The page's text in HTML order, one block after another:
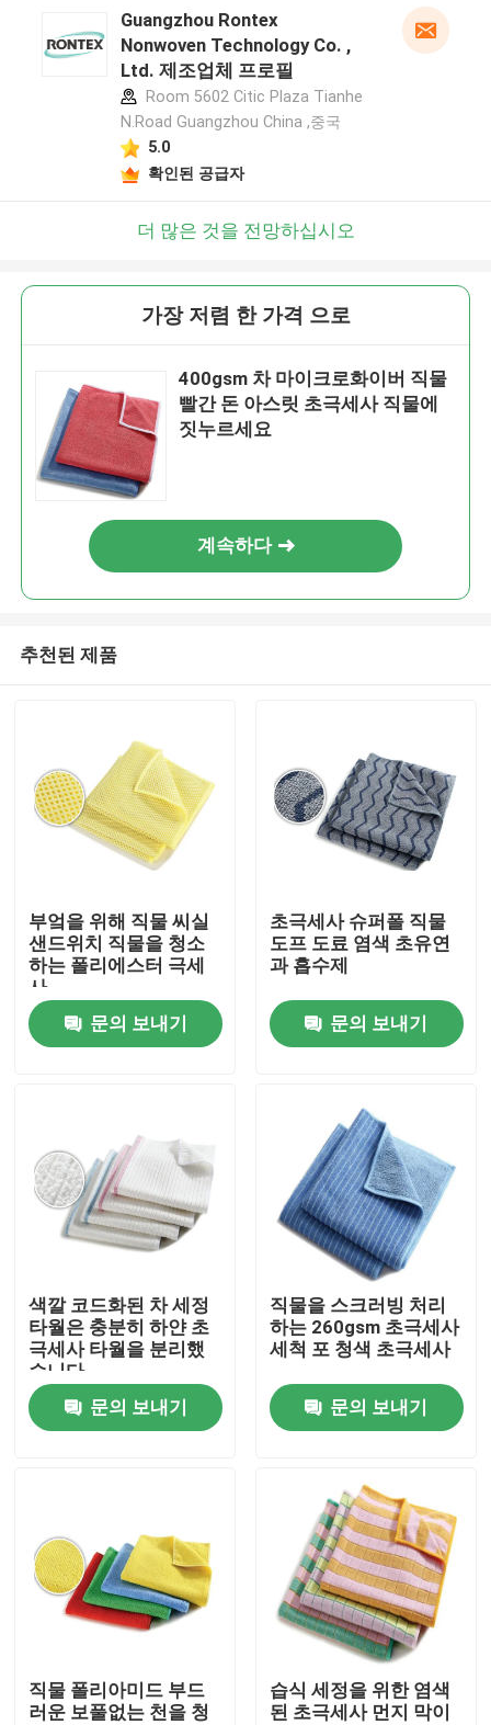
제품 소개
회사 소개
공장 투어
품질 관리
연락처
비스코스 스프 섬유
재활용 폴리에스테르 스테이플 섬유
폴리프로필렌 스테이플 섬유
Guangzhou Rontex
Nonwoven Technology Co. ,
Ltd. 제조업체 프로필
Room 5602 Citic Plaza Tianhe
N.Road Guangzhou China ,중국
5.0
확인된 공급자
더 많은 것을 전망하십시오
가장 저렴 한 가격 으로
400gsm 차 마이크로화이버 직물
빨간 돈 아스릿 초극세사 직물에
짓누르세요
계속하다
추천된 제품
부엌을 위해 직물 씨실
샌드위치 직물을 청소
하는 폴리에스터 극세
사
문의 보내기
초극세사 슈퍼폴 직물
도프 도료 염색 초유연
과 흡수제
문의 보내기
색깔 코드화된 차 세정
타월은 충분히 하얀 초
극세사 타월을 분리했
습니다
문의 보내기
직물을 스크러빙 처리
하는 260gsm 초극세사
세척 포 청색 초극세사
문의 보내기
직물 폴리아미드 부드
러운 보풀없는 천을 청
습식 세정을 위한 염색
된 초극세사 먼지 막이